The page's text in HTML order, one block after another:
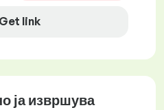
Get link
ја извршува